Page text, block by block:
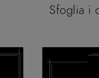
Sfoglia i